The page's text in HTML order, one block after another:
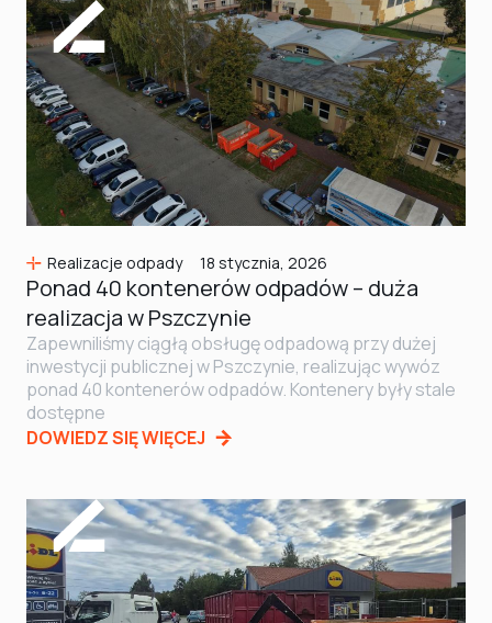
Realizacje odpady 18 stycznia, 2026
Ponad 40 kontenerów odpadów – duża
realizacja w Pszczynie
Zapewniliśmy ciągłą obsługę odpadową przy dużej
inwestycji publicznej w Pszczynie, realizując wywóz
ponad 40 kontenerów odpadów. Kontenery były stale
dostępne
DOWIEDZ SIĘ WIĘCEJ